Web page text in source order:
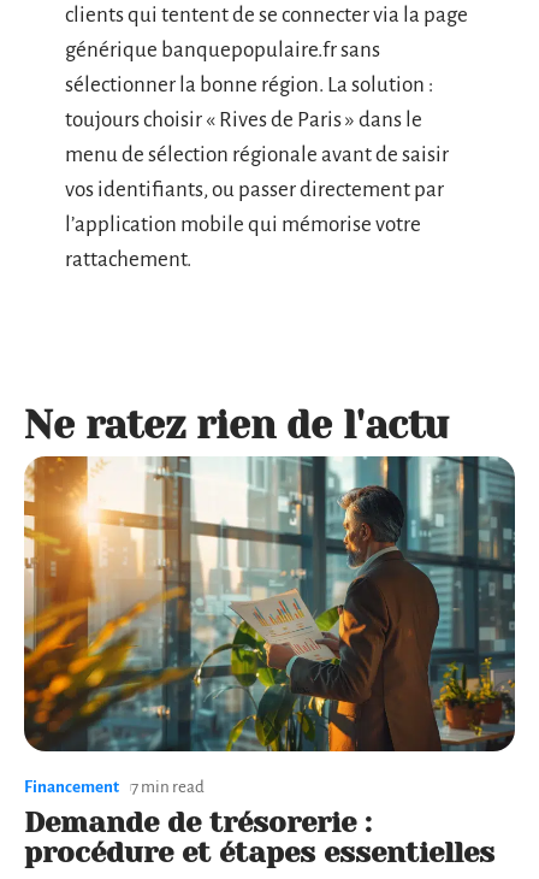
clients qui tentent de se connecter via la page
générique banquepopulaire.fr sans
sélectionner la bonne région. La solution :
toujours choisir « Rives de Paris » dans le
menu de sélection régionale avant de saisir
vos identifiants, ou passer directement par
l’application mobile qui mémorise votre
rattachement.
Ne ratez rien de l'actu
Financement 7 min read
Demande de trésorerie :
procédure et étapes essentielles